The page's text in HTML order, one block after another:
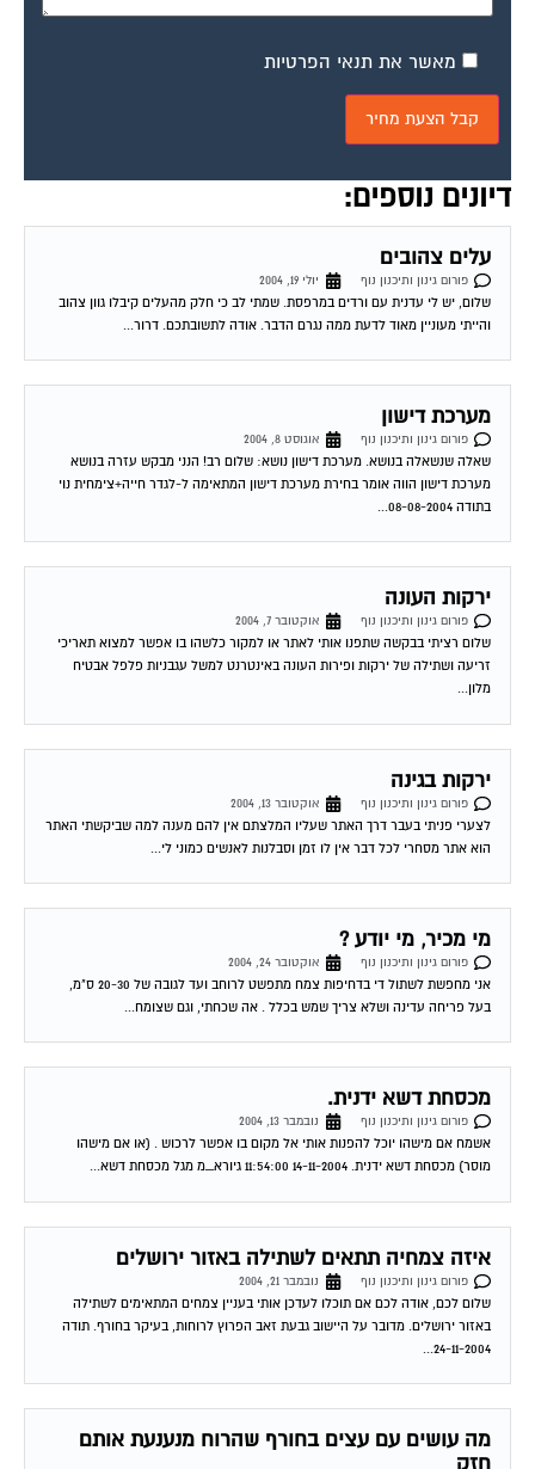
עלים צהובים
פורום גינון ותיכנון נוף
שלום, יש לי עדנית עם ורדים במרפסת. שמתי לב כי חלק מהעלים קיבלו גוון צהוב
והייתי מעוניין מאוד לדעת ממה נגרם הדבר. אודה לתשובתכם. דרור...
מערכת דישון
פורום גינון ותיכנון נוף
שאלה שנשאלה בנושא. מערכת דישון נושא: שלום רב! הנני מבקש עזרה בנושא
מערכת דישון הווה אומר בחירת מערכת דישון המתאימה ל-לגדר חייה+צימחית נוי
בתודה 08-08-2004...
ירקות העונה
פורום גינון ותיכנון נוף
שלום רציתי בבקשה שתפנו אותי לאתר או למקור כלשהו בו אפשר למצוא תאריכי
זריעה ושתילה של ירקות ופירות העונה באינטרנט למשל עגבניות פלפל אבטיח
מלון...
ירקות בגינה
פורום גינון ותיכנון נוף
לצערי פניתי בעבר דרך האתר שעליו המלצתם אין להם מענה למה שביקשתי האתר
הוא אתר מסחרי לכל דבר אין לו זמן וסבלנות לאנשים כמוני לי...
מי מכיר, מי יודע ?
פורום גינון ותיכנון נוף
בעל פריחה עדינה ושלא צריך שמש בכלל . אה שכחתי, וגם שצומח...
מכסחת דשא ידנית.
פורום גינון ותיכנון נוף
אשמח אם מישהו יוכל להפנות אותי אל מקום בו אפשר לרכוש . (או אם מישהו
מוסר) מכסחת דשא ידנית. 14-11-2004 11:54:00 גיורא_מ מגל מכסחת דשא...
איזה צמחיה תתאים לשתילה באזור ירושלים
פורום גינון ותיכנון נוף
נובמבר 21, 2004
שלום לכם, אודה לכם אם תוכלו לעדכן אותי בעניין צמחים המתאימים לשתילה
באזור ירושלים. מדובר על היישוב גבעת זאב הפרוץ לרוחות, בעיקר בחורף. תודה
24-11-2004...
מה עושים עם עצים בחורף שהרוח מנענעת אותם
חזק
פורום גינון ותיכנון נוף